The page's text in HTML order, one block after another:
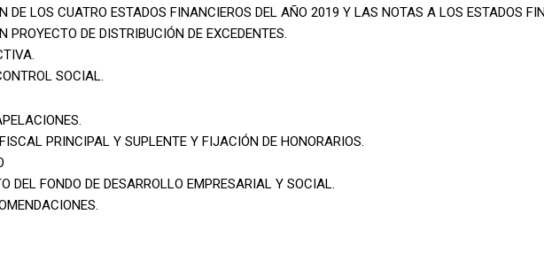
DE LOS CUATRO ESTADOS FINANCIEROS DEL AÑO 2019 Y LAS NOTAS A LOS ESTADOS
PROYECTO DE DISTRIBUCIÓN DE EXCEDENTES.
SOCIAL.
PRINCIPAL Y SUPLENTE Y FIJACIÓN DE HONORARIOS.
DEL FONDO DE DESARROLLO EMPRESARIAL Y SOCIAL.